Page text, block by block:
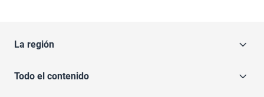
La región
Todo el contenido